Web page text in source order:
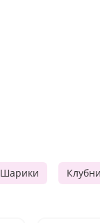
Шарики